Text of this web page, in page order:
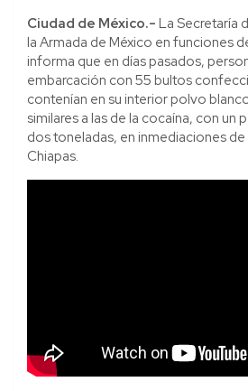
Ciudad de México.- La Secretaría
la Armada de México en funciones
informa que en días pasados,
embarcación con 55 bultos
contenían en su interior polvo
similares a las de la cocaína, con un
dos toneladas, en inmediaciones de
Chiapas.